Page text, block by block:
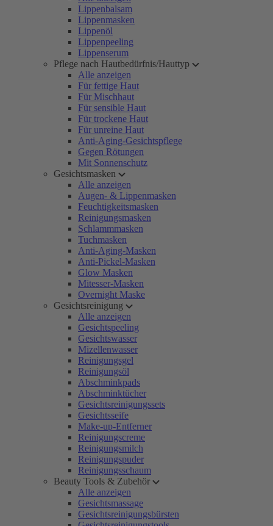
Lippenbalsam
Lippenmasken
Lippenöl
Lippenpeeling
Lippenserum
Pflege nach Hautbedürfnis/Hauttyp
Alle anzeigen
Für fettige Haut
Für Mischhaut
Für sensible Haut
Für trockene Haut
Für unreine Haut
Anti-Aging-Gesichtspflege
Gegen Rötungen
Mit Sonnenschutz
Gesichtsmasken
Alle anzeigen
Augen- & Lippenmasken
Feuchtigkeitsmasken
Reinigungsmasken
Schlammmasken
Tuchmasken
Anti-Aging-Masken
Anti-Pickel-Masken
Glow Masken
Mitesser-Masken
Overnight Maske
Gesichtsreinigung
Alle anzeigen
Gesichtspeeling
Gesichtswasser
Mizellenwasser
Reinigungsgel
Reinigungsöl
Abschminkpads
Abschminktücher
Gesichtsreinigungssets
Gesichtsseife
Make-up-Entferner
Reinigungscreme
Reinigungsmilch
Reinigungspuder
Reinigungsschaum
Beauty Tools & Zubehör
Alle anzeigen
Gesichtsmassage
Gesichtsreinigungsbürsten